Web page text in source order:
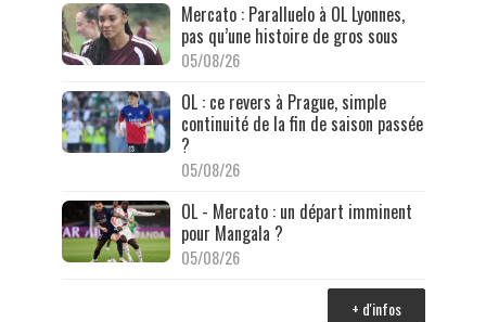
Mercato : Paralluelo à OL Lyonnes,
pas qu’une histoire de gros sous
05/08/26
OL : ce revers à Prague, simple
continuité de la fin de saison passée
?
05/08/26
OL - Mercato : un départ imminent
pour Mangala ?
05/08/26
+ d'infos